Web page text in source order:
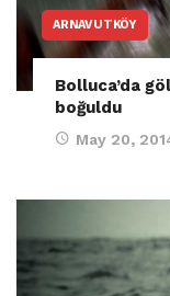
ARNAVUTKÖY
Bolluca’da
boğuldu
May 20,